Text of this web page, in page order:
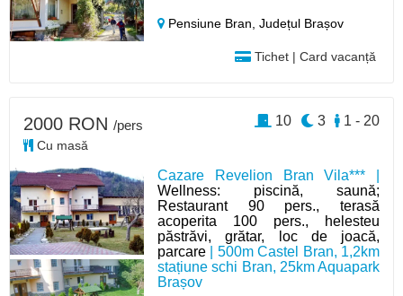
Pensiune Bran,Județul Brașov
Tichet | Card vacanță
Cazare Revelion Bran Vila*** |
Wellness: piscină, saună;
Restaurant 90 pers., terasă
acoperita 100 pers., helesteu
păstrăvi, grătar, loc de joacă,
parcare | 500m Castel Bran, 1,2km
stațiune schi Bran, 25km Aquapark
Brașov
2000 RON /pers
Cu masă
1 - 20
3
10